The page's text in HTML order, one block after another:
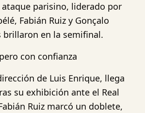
parisino, liderado por
Fabián Ruiz y Gonçalo
brillaron en la semifinal.
con confianza
de Luis Enrique, llega
su exhibición ante el Real
Ruiz marcó un doblete,